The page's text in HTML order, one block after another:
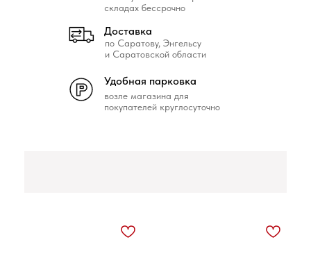
возле магазина для
покупателей круглосуточно
Удобная парковка
складах бессрочно
по Саратову, Энгельсу
и Саратовской области
Доставка